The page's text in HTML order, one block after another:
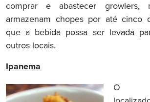
comprar e abastecer growlers,
armazenam chopes por até cinco
que a bebida possa ser levada
outros locais.
Ipanema